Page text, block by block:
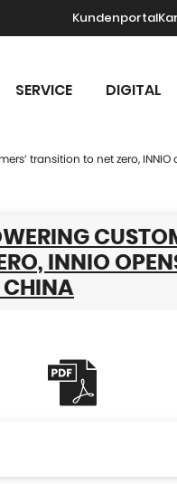
Kundenportal
SERVICE DIGITAL
transition to net zero,
INNIO
CHINA